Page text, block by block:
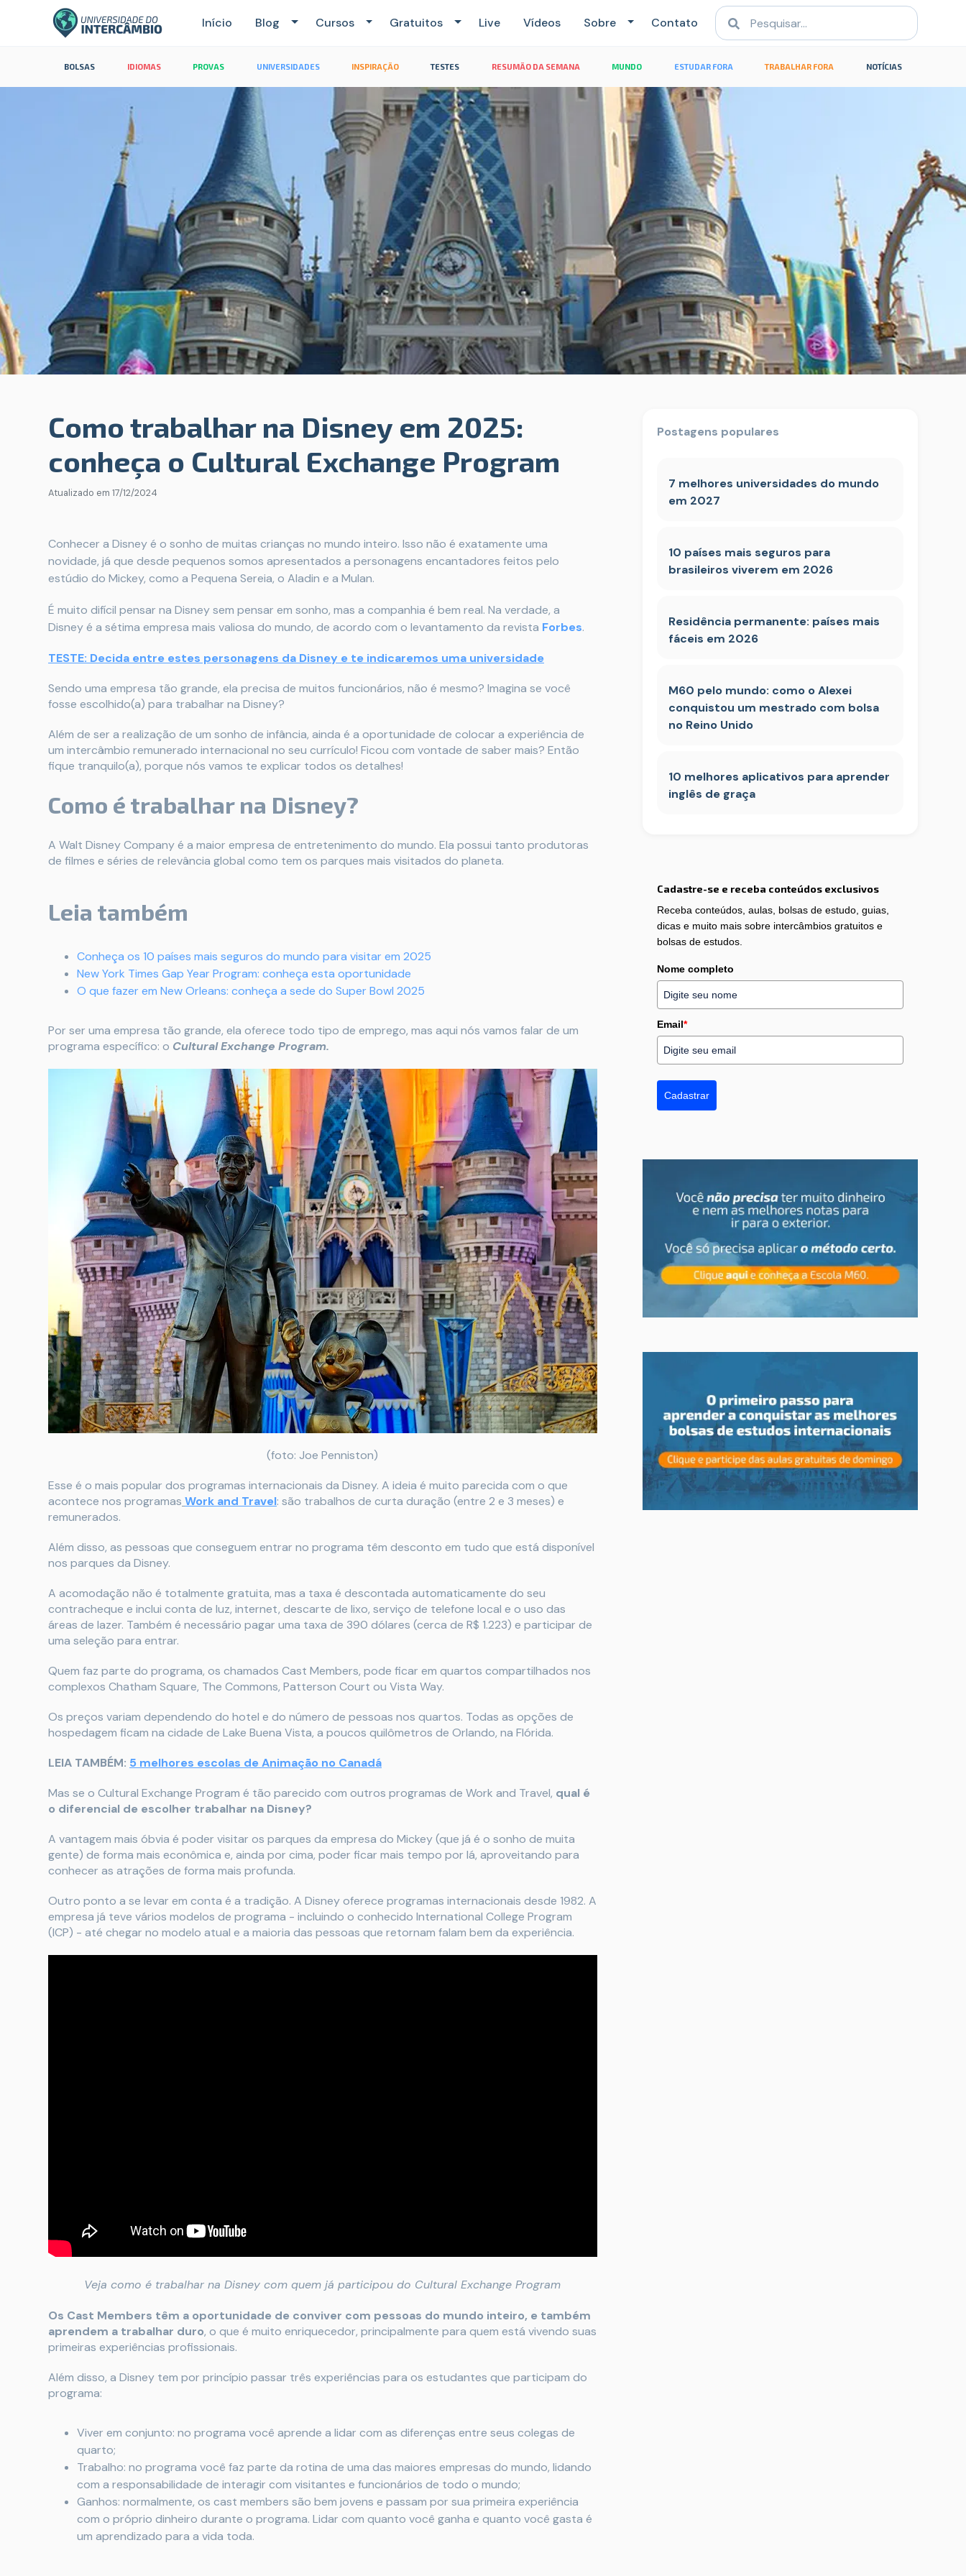
Início Blog Cursos Gratuitos Live Vídeos Sobre Contato
BOLSAS IDIOMAS PROVAS UNIVERSIDADES INSPIRAÇÃO TESTES RESUMÃO DA SEMANA MUNDO ESTUDAR FORA TRABALHAR FORA NOTÍCIAS
Como trabalhar na Disney em 2025:
conheça o Cultural Exchange Program
Atualizado em 17/12/2024
Conhecer a Disney é o sonho de muitas crianças no mundo inteiro. Isso não é exatamente uma
novidade, já que desde pequenos somos apresentados a personagens encantadores feitos pelo
estúdio do Mickey, como a Pequena Sereia, o Aladin e a Mulan.
É muito difícil pensar na Disney sem pensar em sonho, mas a companhia é bem real. Na verdade, a
Disney é a sétima empresa mais valiosa do mundo, de acordo com o levantamento da revista Forbes.
TESTE: Decida entre estes personagens da Disney e te indicaremos uma universidade
Sendo uma empresa tão grande, ela precisa de muitos funcionários, não é mesmo? Imagina se você
fosse escolhido(a) para trabalhar na Disney?
Além de ser a realização de um sonho de infância, ainda é a oportunidade de colocar a experiência de
um intercâmbio remunerado internacional no seu currículo! Ficou com vontade de saber mais? Então
fique tranquilo(a), porque nós vamos te explicar todos os detalhes!
Como é trabalhar na Disney?
A Walt Disney Company é a maior empresa de entretenimento do mundo. Ela possui tanto produtoras
de filmes e séries de relevância global como tem os parques mais visitados do planeta.
Leia também
Conheça os 10 países mais seguros do mundo para visitar em 2025
New York Times Gap Year Program: conheça esta oportunidade
O que fazer em New Orleans: conheça a sede do Super Bowl 2025
Por ser uma empresa tão grande, ela oferece todo tipo de emprego, mas aqui nós vamos falar de um
programa específico: o Cultural Exchange Program.
(foto: Joe Penniston)
Esse é o mais popular dos programas internacionais da Disney. A ideia é muito parecida com o que
acontece nos programas Work and Travel: são trabalhos de curta duração (entre 2 e 3 meses) e
remunerados.
Além disso, as pessoas que conseguem entrar no programa têm desconto em tudo que está disponível
nos parques da Disney.
A acomodação não é totalmente gratuita, mas a taxa é descontada automaticamente do seu
contracheque e inclui conta de luz, internet, descarte de lixo, serviço de telefone local e o uso das
áreas de lazer. Também é necessário pagar uma taxa de 390 dólares (cerca de R$ 1.223) e participar de
uma seleção para entrar.
Quem faz parte do programa, os chamados Cast Members, pode ficar em quartos compartilhados nos
complexos Chatham Square, The Commons, Patterson Court ou Vista Way.
Os preços variam dependendo do hotel e do número de pessoas nos quartos. Todas as opções de
hospedagem ficam na cidade de Lake Buena Vista, a poucos quilômetros de Orlando, na Flórida.
LEIA TAMBÉM: 5 melhores escolas de Animação no Canadá
Mas se o Cultural Exchange Program é tão parecido com outros programas de Work and Travel, qual é
o diferencial de escolher trabalhar na Disney?
A vantagem mais óbvia é poder visitar os parques da empresa do Mickey (que já é o sonho de muita
gente) de forma mais econômica e, ainda por cima, poder ficar mais tempo por lá, aproveitando para
conhecer as atrações de forma mais profunda.
Outro ponto a se levar em conta é a tradição. A Disney oferece programas internacionais desde 1982. A
empresa já teve vários modelos de programa - incluindo o conhecido International College Program
(ICP) - até chegar no modelo atual e a maioria das pessoas que retornam falam bem da experiência.
Veja como é trabalhar na Disney com quem já participou do Cultural Exchange Program
Os Cast Members têm a oportunidade de conviver com pessoas do mundo inteiro, e também
aprendem a trabalhar duro, o que é muito enriquecedor, principalmente para quem está vivendo suas
primeiras experiências profissionais.
Além disso, a Disney tem por princípio passar três experiências para os estudantes que participam do
programa:
Viver em conjunto: no programa você aprende a lidar com as diferenças entre seus colegas de
quarto;
Trabalho: no programa você faz parte da rotina de uma das maiores empresas do mundo, lidando
com a responsabilidade de interagir com visitantes e funcionários de todo o mundo;
Ganhos: normalmente, os cast members são bem jovens e passam por sua primeira experiência
com o próprio dinheiro durante o programa. Lidar com quanto você ganha e quanto você gasta é
um aprendizado para a vida toda.
Postagens populares
7 melhores universidades do mundo
em 2027
10 países mais seguros para
brasileiros viverem em 2026
Residência permanente: países mais
fáceis em 2026
M60 pelo mundo: como o Alexei
conquistou um mestrado com bolsa
no Reino Unido
10 melhores aplicativos para aprender
inglês de graça
Cadastre-se e receba conteúdos exclusivos
Receba conteúdos, aulas, bolsas de estudo, guias,
dicas e muito mais sobre intercâmbios gratuitos e
bolsas de estudos.
Nome completo
Email*
Cadastrar